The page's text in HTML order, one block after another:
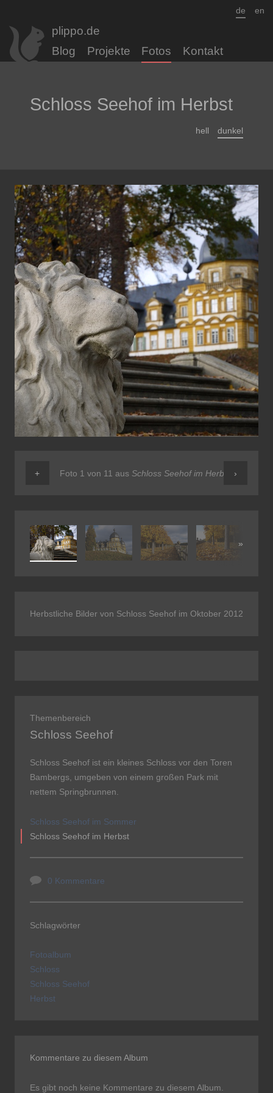
plippo.de
Blog
Projekte Fotos Kontakt
de en
Schloss Seehof im Herbst
hell dunkel
Foto 1 von 11 aus Schloss Seehof im Herbst
+ ›
»
Herbstliche Bilder von Schloss Seehof im Oktober 2012
Themenbereich
Schloss Seehof
Schloss Seehof ist ein kleines Schloss vor den Toren
Bam­bergs, um­ge­ben von einem großen Park mit
nettem Spring­brun­nen.
Schloss Seehof im Sommer
Schloss Seehof im Herbst
0 Kommentare
Schlagwörter
Fotoalbum
Schloss
Schloss Seehof
Herbst
Kommentare zu diesem Album
Es gibt noch keine Kommentare zu diesem Album.